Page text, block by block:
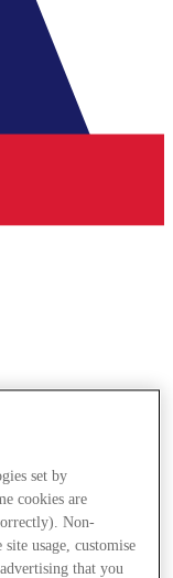
set by
cookies are
Non-
usage, customise
that you